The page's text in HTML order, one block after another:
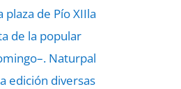
plaza de Pío XIIla
de la popular
Naturpal
edición diversas